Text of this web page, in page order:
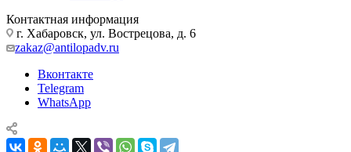
Контактная информация
г. Хабаровск, ул. Вострецова, д. 6
zakaz@antilopadv.ru
Вконтакте
Telegram
WhatsApp